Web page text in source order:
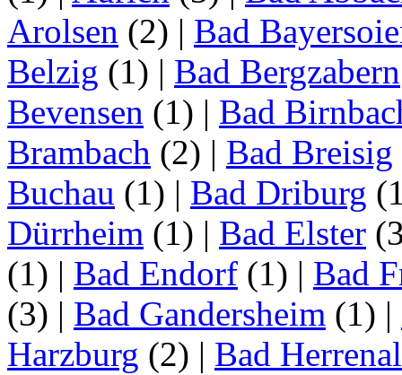
Arolsen (2) | Bad
Belzig (1) | Bad Bergzabern
Bevensen (1) | Bad
Brambach (2) | Bad Breisig
Buchau (1) | Bad Driburg
Dürrheim (1) | Bad Elster
(1) | Bad Endorf (1) | Bad
(3) | Bad Gandersheim (1) |
Harzburg (2) | Bad